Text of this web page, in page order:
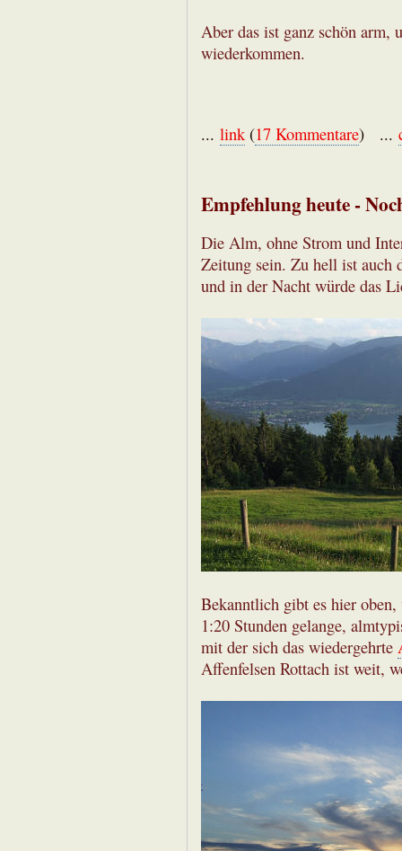
Aber das ist ganz schön arm,
wiederkommen.
... link (17 Kommentare) ...
Empfehlung heute -
Die Alm, ohne Strom und
Zeitung sein. Zu hell ist auch
und in der Nacht würde das
Bekanntlich gibt es hier
1:20 Stunden gelange,
mit der sich das wiedergehrte
Affenfelsen Rottach ist weit,